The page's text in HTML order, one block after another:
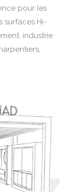
pour les
surfaces Hi-
industrie